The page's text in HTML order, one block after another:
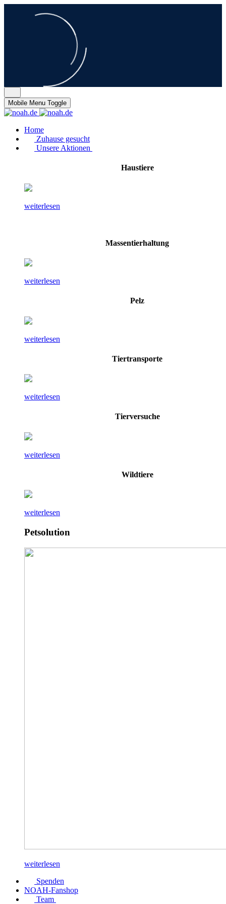
Mobile Menu Toggle
Home
Zuhause gesucht
Unsere Aktionen
Haustiere
weiterlesen
Massentierhaltung
weiterlesen
Pelz
weiterlesen
Tiertransporte
weiterlesen
Tierversuche
weiterlesen
Wildtiere
weiterlesen
Petsolution
weiterlesen
Spenden
NOAH-Fanshop
Team